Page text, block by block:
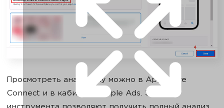
Просмотреть аналитику можно в App Store
Connect и в кабинете Apple Ads. Эти два